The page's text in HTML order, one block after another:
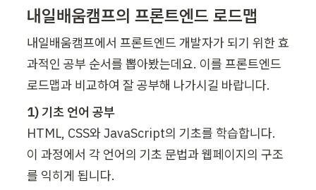
내일배움캠프의 프론트엔드 로드맵
내일배움캠프에서 프론트엔드 개발자가 되기 위한 효
과적인 공부 순서를 뽑아봤는데요. 이를 프론트엔드
로드맵과 비교하여 잘 공부해 나가시길 바랍니다.
HTML, CSS와 JavaScript의 기초를 학습합니다.
이 과정에서 각 언어의 기초 문법과 웹페이지의 구조
를 익히게 됩니다.